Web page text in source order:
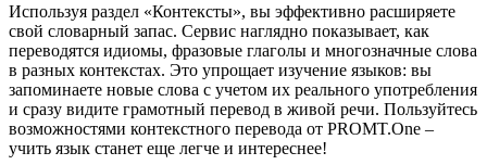
Используя раздел «Контексты», вы эффективно расширяете
свой словарный запас. Сервис наглядно показывает, как
переводятся идиомы, фразовые глаголы и многозначные слова
в разных контекстах. Это упрощает изучение языков: вы
запоминаете новые слова с учетом их реального употребления
и сразу видите грамотный перевод в живой речи. Пользуйтесь
возможностями контекстного перевода от PROMT.One –
учить язык станет еще легче и интереснее!